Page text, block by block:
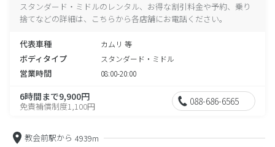
スタンダード・ミドルのレンタル、お得な割引料金や予約、乗り
捨てなどの詳細は、こちらから各店舗にお電話ください。
代表車種 カムリ 等
ボディタイプ スタンダード・ミドル
営業時間 08:00-20:00
6時間まで9,900円
免責補償制度1,100円 088-686-6565
教会前駅から 4939m